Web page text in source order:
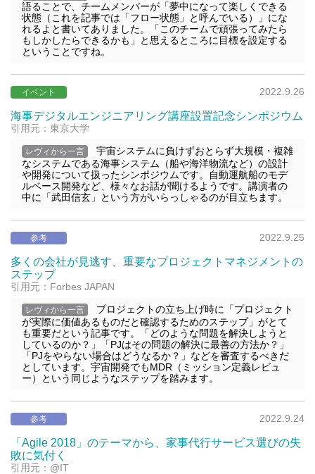
語ることで、チームメンバーが「夢中になって楽しくできる
状態（これを記事では「フロー状態」と呼んでいる）」にな
れるよと書いてありました。「このチームで頑張ってみたら
もしかしたらできるかも」と思えるところに目標を設定する
ということですね。
イベント 2022.9.26
海事デジタルエンジニアリング講座設置記念シンポジウム
引用元：東京大学
レヴィから一言
宇宙システムに負けずおとらず大規模・複雑
なシステムである海事システム（船や海洋物流など）の設計
や開発について扱ったシンポジウムです。自動運航船のモデ
ルベース開発など、様々なお話が聞けるようです。講演者の
中に「武田信玄」という方がいらっしゃるのが目立ちます。
参考 2022.9.25
多くの会社が見逃す、重要なプロジェクトマネジメントの
ステップ
引用元：Forbes JAPAN
レヴィから一言
プロジェクトの立ち上げ時に「プロジェクト
が実際に価値あるものだと確認するためのステップ」がとて
も重要だという記事です。「どのような問題を解決しようと
しているのか？」「PJはその問題の解決に最善の方法か？」
「PJをやらない場合はどうなるか？」などを審査するべきだ
としています。宇宙開発でもMDR（ミッション定義レビュ
ー）という同じようなステップを踏みます。
参考 2022.9.24
「Agile 2018」のテーマから、家事代行サービス選びの失
敗に気付く
引用元：@IT